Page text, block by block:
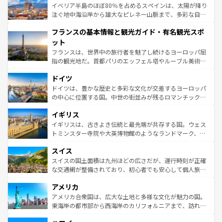
景など、自然景観も見逃せない。観光の合間には、本場の
ピザやパスタなど、絶品のイタリア料理を堪能することも
ませてくれるイタリアで、忘れられない旅をしてみよう！
なお、新着のイタリア情報は
しい。
イベリア半島のほぼ80％を占めるスペインは、太陽が降り
注ぐ地中海沿岸から雄大なピレネー山脈まで、多彩な自然
文化が根付くこの国では、情熱的なフラメンコ、熱気あふ
れる闘牛、そして美味しいタパスが生活の一部となってい
る。首都マドリードの洗練された雰囲気や、バルセロナの
アートに溢れた街角から、地方では古代ローマ遺跡や中世
せる。地方によって風土や気候が異なるスペインはその個
性で訪れる人を魅了する。 なお、新着のスペイン情報は コ
ンテンツ一覧を参照してほしい。
フランスの基本情報と観光ガイド・有名観光スポ
ット
フランスは、世界中の旅行者を魅了し続けるヨーロッパ屈
指の観光地だ。首都パリのエッフェル塔やルーブル美術館
で、幅広い魅力が詰まっている。華麗な宮殿、歴史的な大
聖堂、美しいビーチ、そして豊かな自然が、訪れる者を心
から魅了する。また、フランスは美食の国としても知ら
いる。シャンパンの発祥地であるランス、プロヴァンスの
香り高いラベンダー畑など、多彩な楽しみ方が可能だ。さ
らに、パリ以外の地域にも魅力が溢れており、どの街角に
れる地方に足を運ぶとそれぞれで全く異なる文化を体験で
きるだろう。 なお、新着のフランス情報はコンテンツ一覧
を参照してほしい。
ドイツ
ドイツは、豊かな歴史と多彩な文化が交差するヨーロッパ
の中心に位置する国。中世の街並みが残るロマンチック街
顔を持つこの国は、どこを歩いても飽きることがない。ベ
ルリンの文化的活気、バイエルン州のアルプスの絶景、そ
してライン川沿いのワイン畑といった風景は必見。ビール
は、お酒好きな人にはぜひ体験してほしい。 なお、新着の
ドイツ情報はコンテンツ一覧を参照してほしい。
イギリス
イギリスは、古きよき伝統と最先端が共存する国。ウェス
トミンスター寺院や大英博物館のようなランドマーク、歴
リアごとに異なる魅力がある。また、優雅なアフタヌーン
ティー、ビール好きにはたまらない英国パブ、サッカー観
戦など、本場だからこそできる体験も豊富。イギリスを旅
ンツ一覧を参照してほしい。
スイス
スイスの国土面積は九州ほどの広さだが、運行時刻が正確
な交通網が整備されており、初心者でも安心して個人旅行
の建物がそのまま残る町や、スイスならではのユニークな
博物館もあり、アルプス観光だけでなく町歩きも満喫する
ことができる。国民の所得が高いため物価も高いが、旅行
アメリカ
アメリカ合衆国は、広大な土地と多様な文化が魅力の国。
東海岸の都市部から西海岸のカリフォルニアまで、訪れる